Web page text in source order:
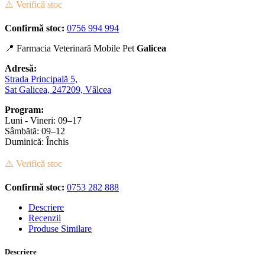
⚠️ Verifică stoc
Confirmă stoc: 0756 994 994
📍 Farmacia Veterinară Mobile Pet Galicea
Adresă:
Strada Principală 5,
Sat Galicea, 247209, Vâlcea
Program:
Luni - Vineri: 09–17
Sâmbătă: 09–12
Duminică: Închis
⚠️ Verifică stoc
Confirmă stoc: 0753 282 888
Descriere
Recenzii
Produse Similare
Descriere